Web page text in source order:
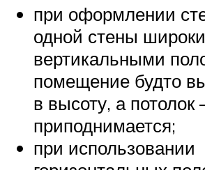
при оформлении
одной стены
вертикальными
помещение будто
в высоту, а потолок
приподнимается;
при использовании